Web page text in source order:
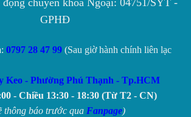
GPHĐ
: 0797 28 47 99 (Sau giờ hành chính liên lạc
Keo - Phường Phú Thạnh - Tp.HCM
- Chiều 13:30 - 18:30 (Từ T2 - CN)
thông báo trước qua Fanpage)